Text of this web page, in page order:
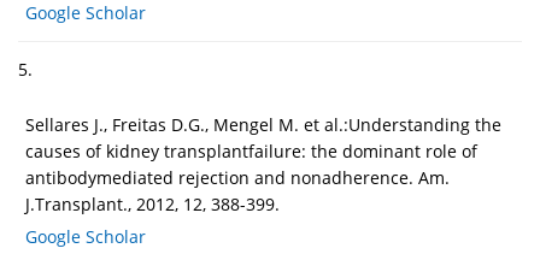
Google Scholar
5.
Sellares J., Freitas D.G., Mengel M. et al.:Understanding the
causes of kidney transplantfailure: the dominant role of
antibodymediated rejection and nonadherence. Am.
J.Transplant., 2012, 12, 388-399.
Google Scholar